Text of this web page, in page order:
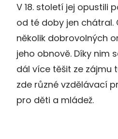
V 18. století jej opustili
od té doby jen chátral.
několik dobrovolných
jeho obnově. Díky nim
dál více těšit ze zájmu
zde různé vzdělávací
pro děti a mládež.